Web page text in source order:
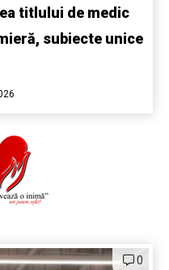
titlului de medic
subiecte unice
0